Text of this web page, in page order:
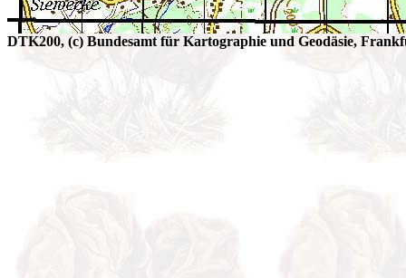
DTK200, (c) Bundesamt für Kartographie und Geodäsie,